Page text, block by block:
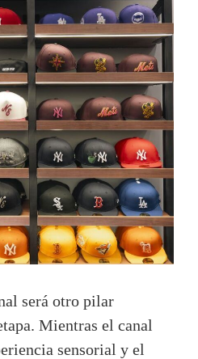
será otro pilar
Mientras el canal
sensorial y el